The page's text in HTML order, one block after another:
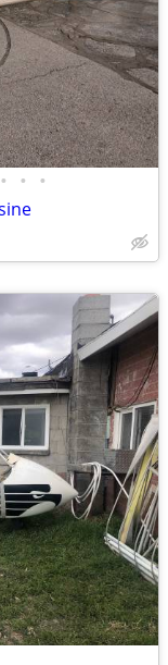
• • •